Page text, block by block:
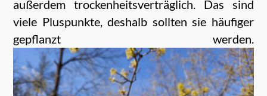
außerdem trockenheitsverträglich. Das sind
viele Pluspunkte, deshalb sollten sie häufiger
gepflanzt werden.